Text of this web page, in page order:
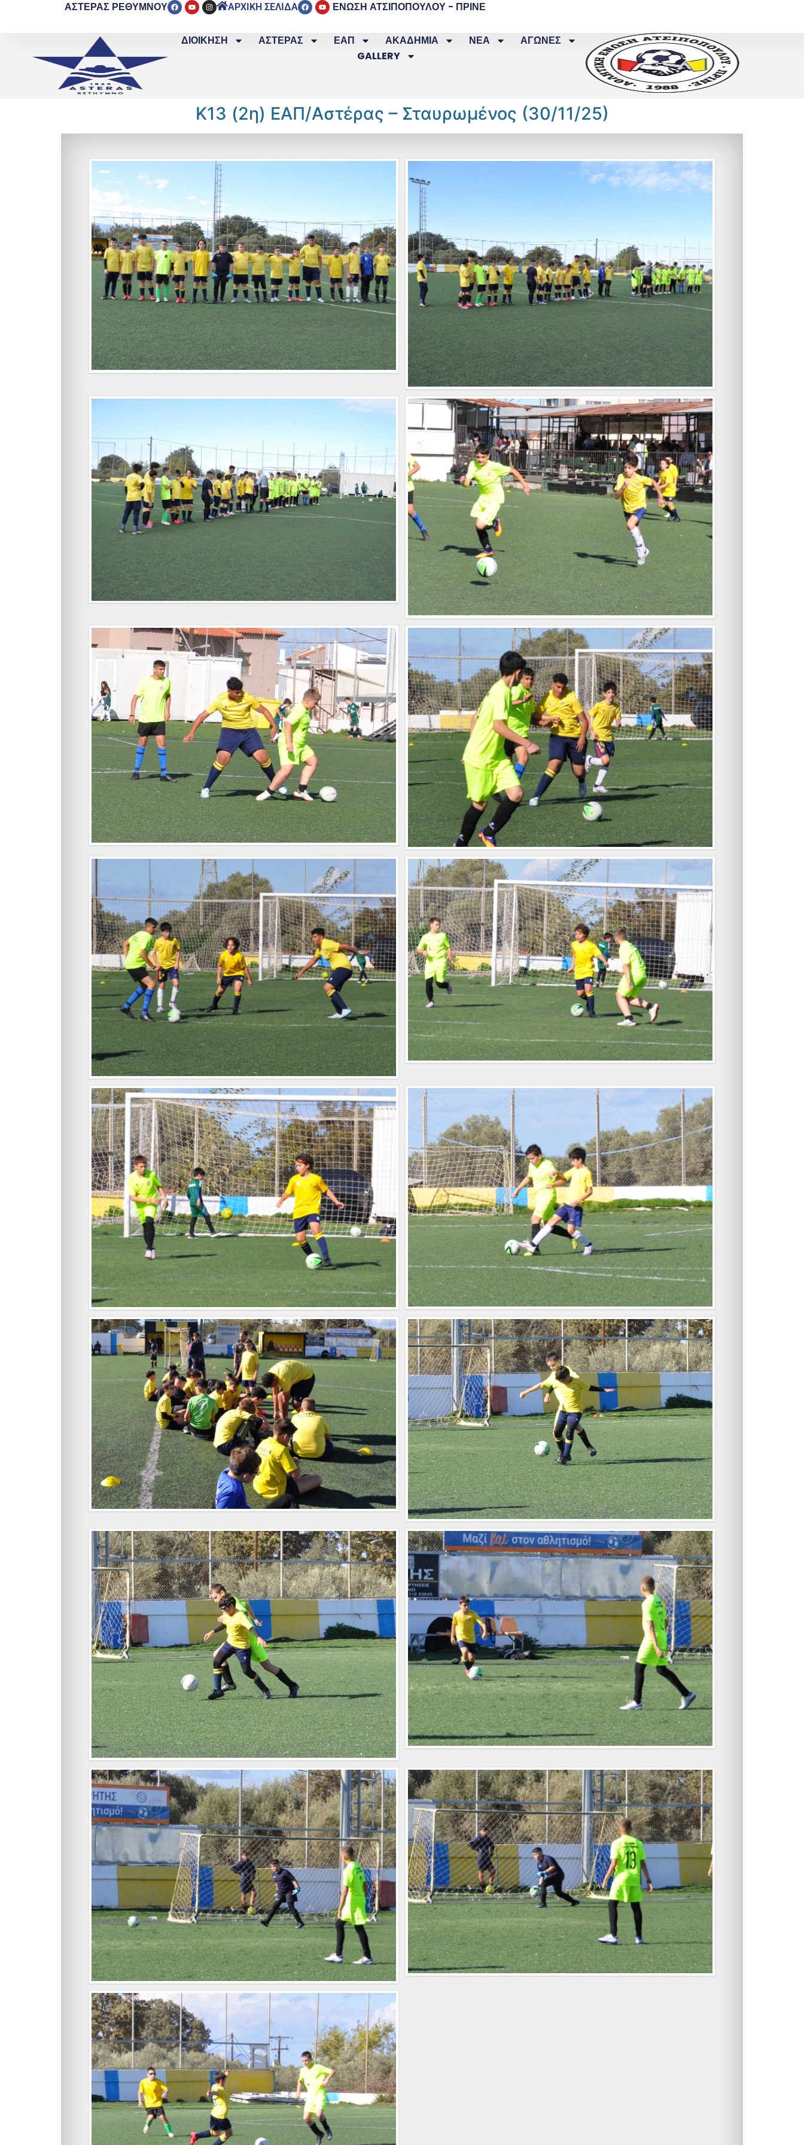
ΑΣΤΕΡΑΣ ΡΕΘΥΜΝΟΥ ΑΡΧΙΚΗ ΣΕΛΙΔΑ ΕΝΩΣΗ ΑΤΣΙΠΟΠΟΥΛΟΥ - ΠΡΙΝΕ
ΔΙΟΙΚΗΣΗ ΑΣΤΕΡΑΣ ΕΑΠ ΑΚΑΔΗΜΙΑ ΝΕΑ
ΑΓΩΝΕΣ
GALLERY
Κ13 (2η) ΕΑΠ/Αστέρας – Σταυρωμένος (30/11/25)